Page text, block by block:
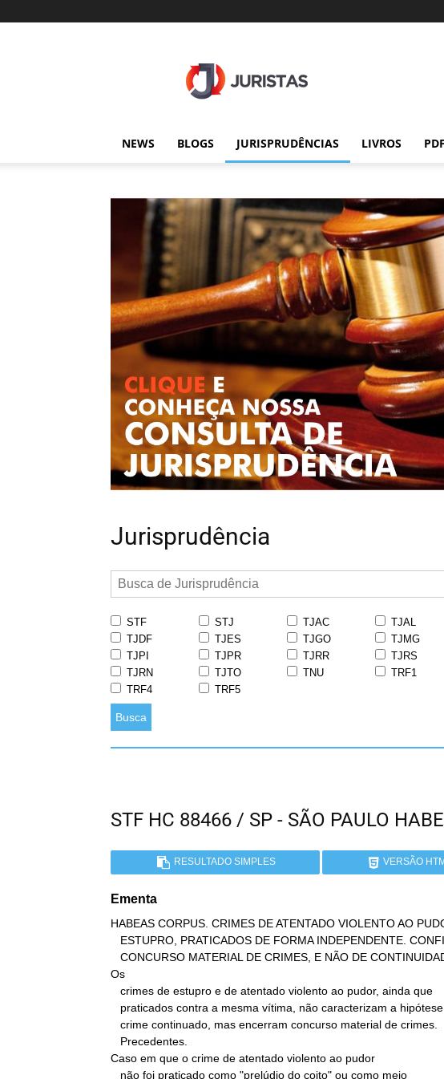
NEWS BLOGS JURISPRUDÊNCIAS LIVROS PDF
Jurisprudência
STF STJ TJAC TJAL
TJDF
TJES TJGO TJMG
TJPI
TJPR TJRR TJRS
TJRN
TJTO TNU TRF1
TRF4
TRF5
Busca
STF HC 88466 / SP - SÃO PAULO
RESULTADO SIMPLES VERSÃO
Ementa
HABEAS CORPUS. CRIMES DE ATENTADO VIOLENTO AO
Os
Caso em que o crime de atentado violento ao pudor